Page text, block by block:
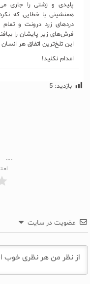
پلیدی و زشتی را جاری
همنشینی با خطایی که
دردهای زرد درونت و
فرش‌های زیر پایشان را
این تلخ‌ترین اتفاق هر
اعدام نکنید!
بازدید: 5
عضویت در سایت